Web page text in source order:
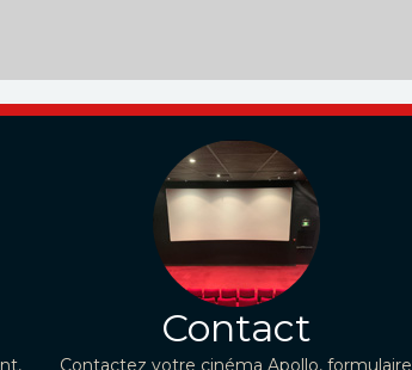
Contact
Contactez votre cinéma Apollo, formulaire